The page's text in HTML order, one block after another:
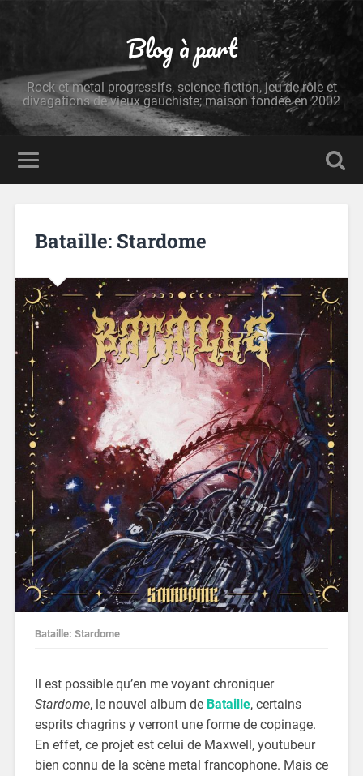
Blog à part
Rock et metal progressifs, science-fiction, jeu de rôle et
divagations de vieux gauchiste; maison fondée en 2002
Bataille: Stardome
Bataille: Stardome
Il est possible qu’en me voyant chroniquer
Stardome, le nouvel album de Bataille, certains
esprits chagrins y verront une forme de copinage.
En effet, ce projet est celui de Maxwell, youtubeur
bien connu de la scène metal francophone. Mais ce